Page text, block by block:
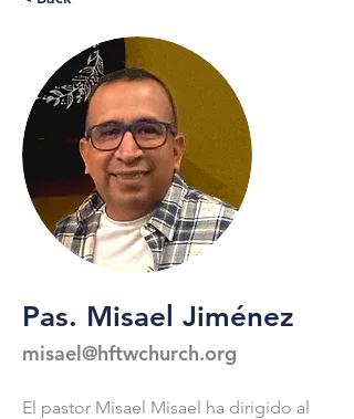
Pas. Misael Jiménez
misael@hftwchurch.org
El pastor Misael Misael ha dirigido al